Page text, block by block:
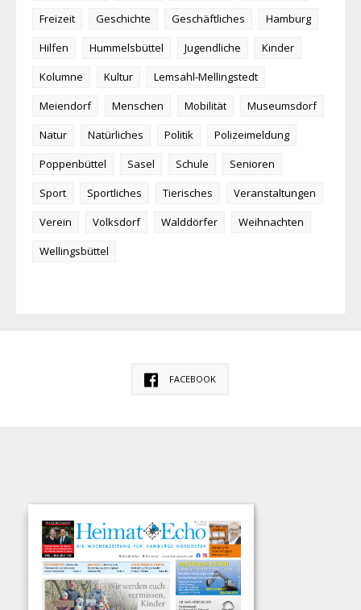
Freizeit
Geschichte Geschäftliches
Hamburg
Hilfen
Hummelsbüttel Jugendliche
Kinder
Kolumne
Kultur
Lemsahl-Mellingstedt
Meiendorf
Menschen Mobilität
Museumsdorf
Natur
Natürliches Politik
Polizeimeldung
Poppenbüttel
Sasel Schule
Senioren
Sport
Sportliches Tierisches
Veranstaltungen
Verein
Volksdorf Walddörfer
Weihnachten
Wellingsbüttel
FACEBOOK